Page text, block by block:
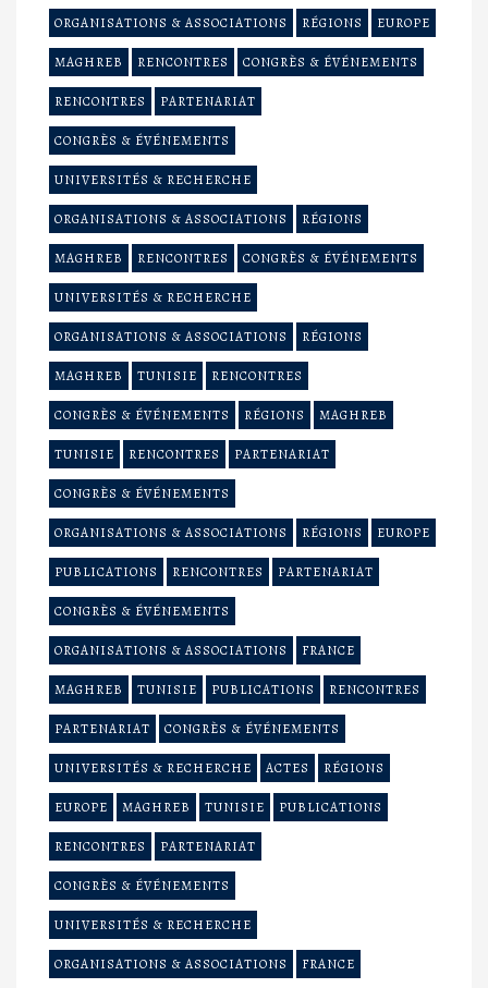
ORGANISATIONS & ASSOCIATIONS RÉGIONS EUROPE
MAGHREB RENCONTRES CONGRÈS & ÉVÉNEMENTS
RENCONTRES PARTENARIAT
CONGRÈS & ÉVÉNEMENTS
UNIVERSITÉS & RECHERCHE
ORGANISATIONS & ASSOCIATIONS RÉGIONS
MAGHREB RENCONTRES CONGRÈS & ÉVÉNEMENTS
UNIVERSITÉS & RECHERCHE
ORGANISATIONS & ASSOCIATIONS RÉGIONS
MAGHREB TUNISIE RENCONTRES
CONGRÈS & ÉVÉNEMENTS RÉGIONS MAGHREB
TUNISIE RENCONTRES PARTENARIAT
CONGRÈS & ÉVÉNEMENTS
ORGANISATIONS & ASSOCIATIONS RÉGIONS EUROPE
PUBLICATIONS RENCONTRES PARTENARIAT
CONGRÈS & ÉVÉNEMENTS
ORGANISATIONS & ASSOCIATIONS FRANCE
MAGHREB TUNISIE PUBLICATIONS RENCONTRES
PARTENARIAT CONGRÈS & ÉVÉNEMENTS
UNIVERSITÉS & RECHERCHE ACTES RÉGIONS
EUROPE MAGHREB TUNISIE PUBLICATIONS
RENCONTRES PARTENARIAT
CONGRÈS & ÉVÉNEMENTS
UNIVERSITÉS & RECHERCHE
ORGANISATIONS & ASSOCIATIONS FRANCE